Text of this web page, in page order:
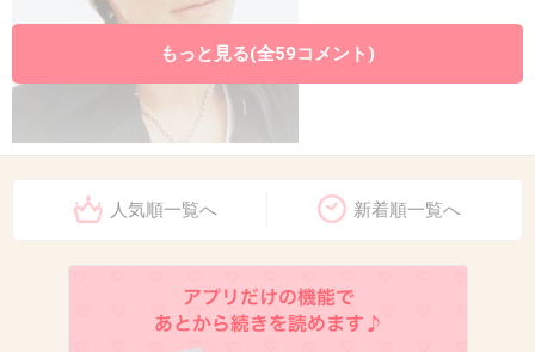
+116
2015/10/31(土) 15:52:05
もっと見る(全59コメント)
人気順一覧へ 新着順一覧へ